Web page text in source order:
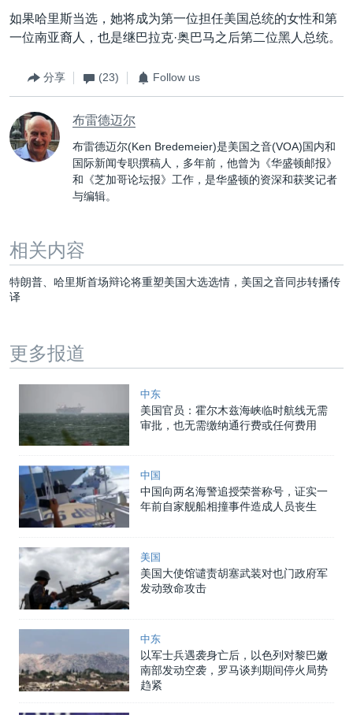
如果哈里斯当选，她将成为第一位担任美国总统的女性和第
一位南亚裔人，也是继巴拉克·奥巴马之后第二位黑人总统。
分享 (23) Follow us
布雷德迈尔
布雷德迈尔(Ken Bredemeier)是美国之音(VOA)国内和
国际新闻专职撰稿人，多年前，他曾为《华盛顿邮报》
和《芝加哥论坛报》工作，是华盛顿的资深和获奖记者
与编辑。
相关内容
特朗普、哈里斯首场辩论将重塑美国大选选情，美国之音同步转播传
译
更多报道
中东
美国官员：霍尔木兹海峡临时航线无需
审批，也无需缴纳通行费或任何费用
中国
中国向两名海警追授荣誉称号，证实一
年前自家舰船相撞事件造成人员丧生
美国
美国大使馆谴责胡塞武装对也门政府军
发动致命攻击
中东
以军士兵遇袭身亡后，以色列对黎巴嫩
南部发动空袭，罗马谈判期间停火局势
趋紧